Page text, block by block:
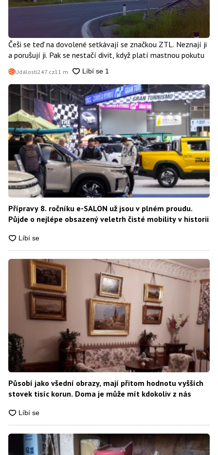
Češi se teď na dovolené setkávají se značkou ZTL. Neznají ji
a porušují ji. Pak se nestačí divit, když platí mastnou pokutu
Události247.cz11 m
Přípravy 8. ročníku e-SALON už jsou v plném proudu.
Půjde o nejlépe obsazený veletrh čisté mobility v historii
Působí jako všední obrazy, mají přitom hodnotu vyšších
stovek tisíc korun. Doma je může mít kdokoliv z nás